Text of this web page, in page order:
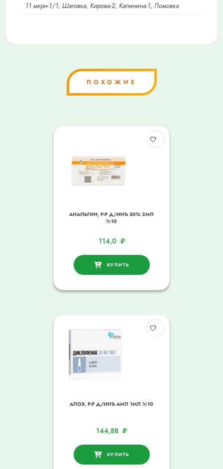
11 мкрн-1/1, Шатовка, Кирова-2, Калинина-1, Ломовка
ПОХОЖИЕ
АНАЛЬГИН, Р-Р Д/ИНЪ 50% 2МЛ
№10
114,0 ₽
КУПИТЬ
АЛОЭ, Р-Р Д/ИНЪ АМП 1МЛ №10
144,88 ₽
КУПИТЬ